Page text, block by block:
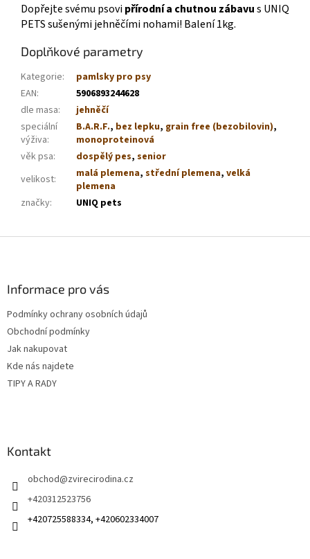
Dopřejte svému psovipřírodní a chutnou zábavus UNIQ
PETS sušenými jehněčími nohami! Balení 1kg.
Doplňkové parametry
Kategorie:
pamlsky pro psy
EAN:
5906893244628
dle masa:
jehněčí
speciální
výživa:
B.A.R.F., bez lepku, grain free (bezobilovin),
monoproteinová
věk psa: dospělý pes, senior
velikost: malá plemena, střední plemena, velká
plemena
značky: UNIQ pets
Informace pro vás
Podmínky ochrany osobních údajů
Obchodní podmínky
Jak nakupovat
Kde nás najdete
TIPY A RADY
Kontakt
obchod@zvirecirodina.cz
+420312523756
+420725588334, +420602334007